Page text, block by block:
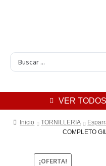
VER
Inicio TORNILLERIA
COMPLETO
¡OFERTA!